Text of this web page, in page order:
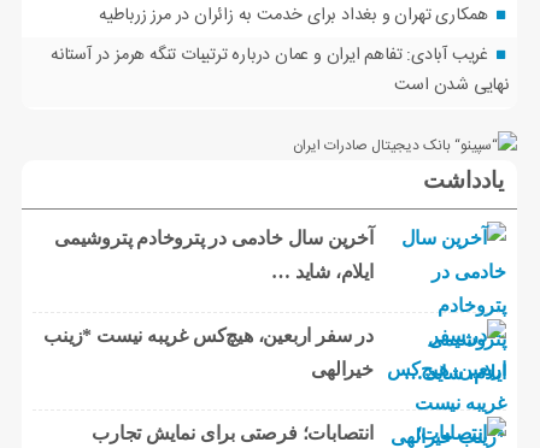
همکاری تهران و بغداد برای خدمت به زائران در مرز زرباطیه
غریب آبادی: تفاهم ایران و عمان درباره ترتیبات تنگه هرمز در آستانه
نهایی شدن است
یادداشت
آخرین سال خادمی در پتروخادم پتروشیمی
ایلام، شاید …
در سفر اربعین، هیچ‌کس غریبه نیست *زینب
خیرالهی
انتصابات؛ فرصتی برای نمایش تجارب